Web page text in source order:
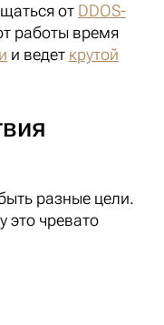
от DDOS-
работы время
и ведет крутой
разные цели.
это чревато